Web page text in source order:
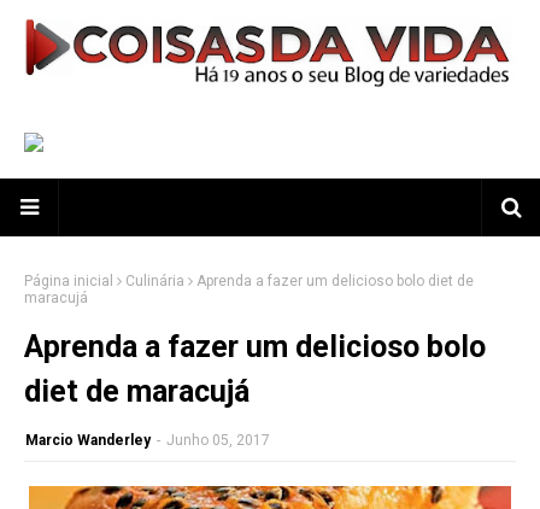
Página inicial Culinária
Aprenda a fazer um delicioso bolo diet de
maracujá
Aprenda a fazer um delicioso bolo
diet de maracujá
Marcio Wanderley - Junho 05, 2017